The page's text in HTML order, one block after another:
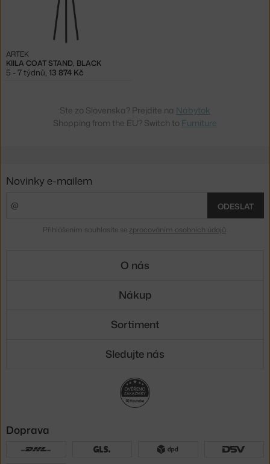
KIILA COAT STAND, BLACK
ARTEK
5 - 7 týdnů, 13 874 Kč
Ste zo Slovenska? Prejdite na Nábytok
Shopping from the EU? Switch to Furniture
Novinky e-mailem
ODESLAT
Přihlášením souhlasíte se zpracováním osobních údajů
O nás
Nákup
Sortiment
Sledujte nás
Doprava